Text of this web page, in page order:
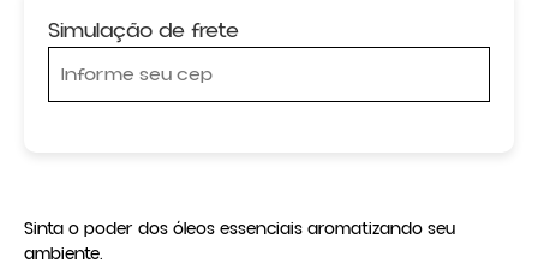
Simulação de frete
Sinta o poder dos óleos essenciais aromatizando seu
ambiente.